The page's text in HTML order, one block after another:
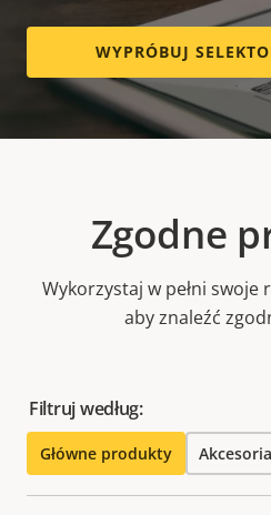
WYPRÓBUJ
Zgodne
Wykorzystaj w pełni swoje
aby znaleźć
Filtruj według:
Główne produkty Akcesoria